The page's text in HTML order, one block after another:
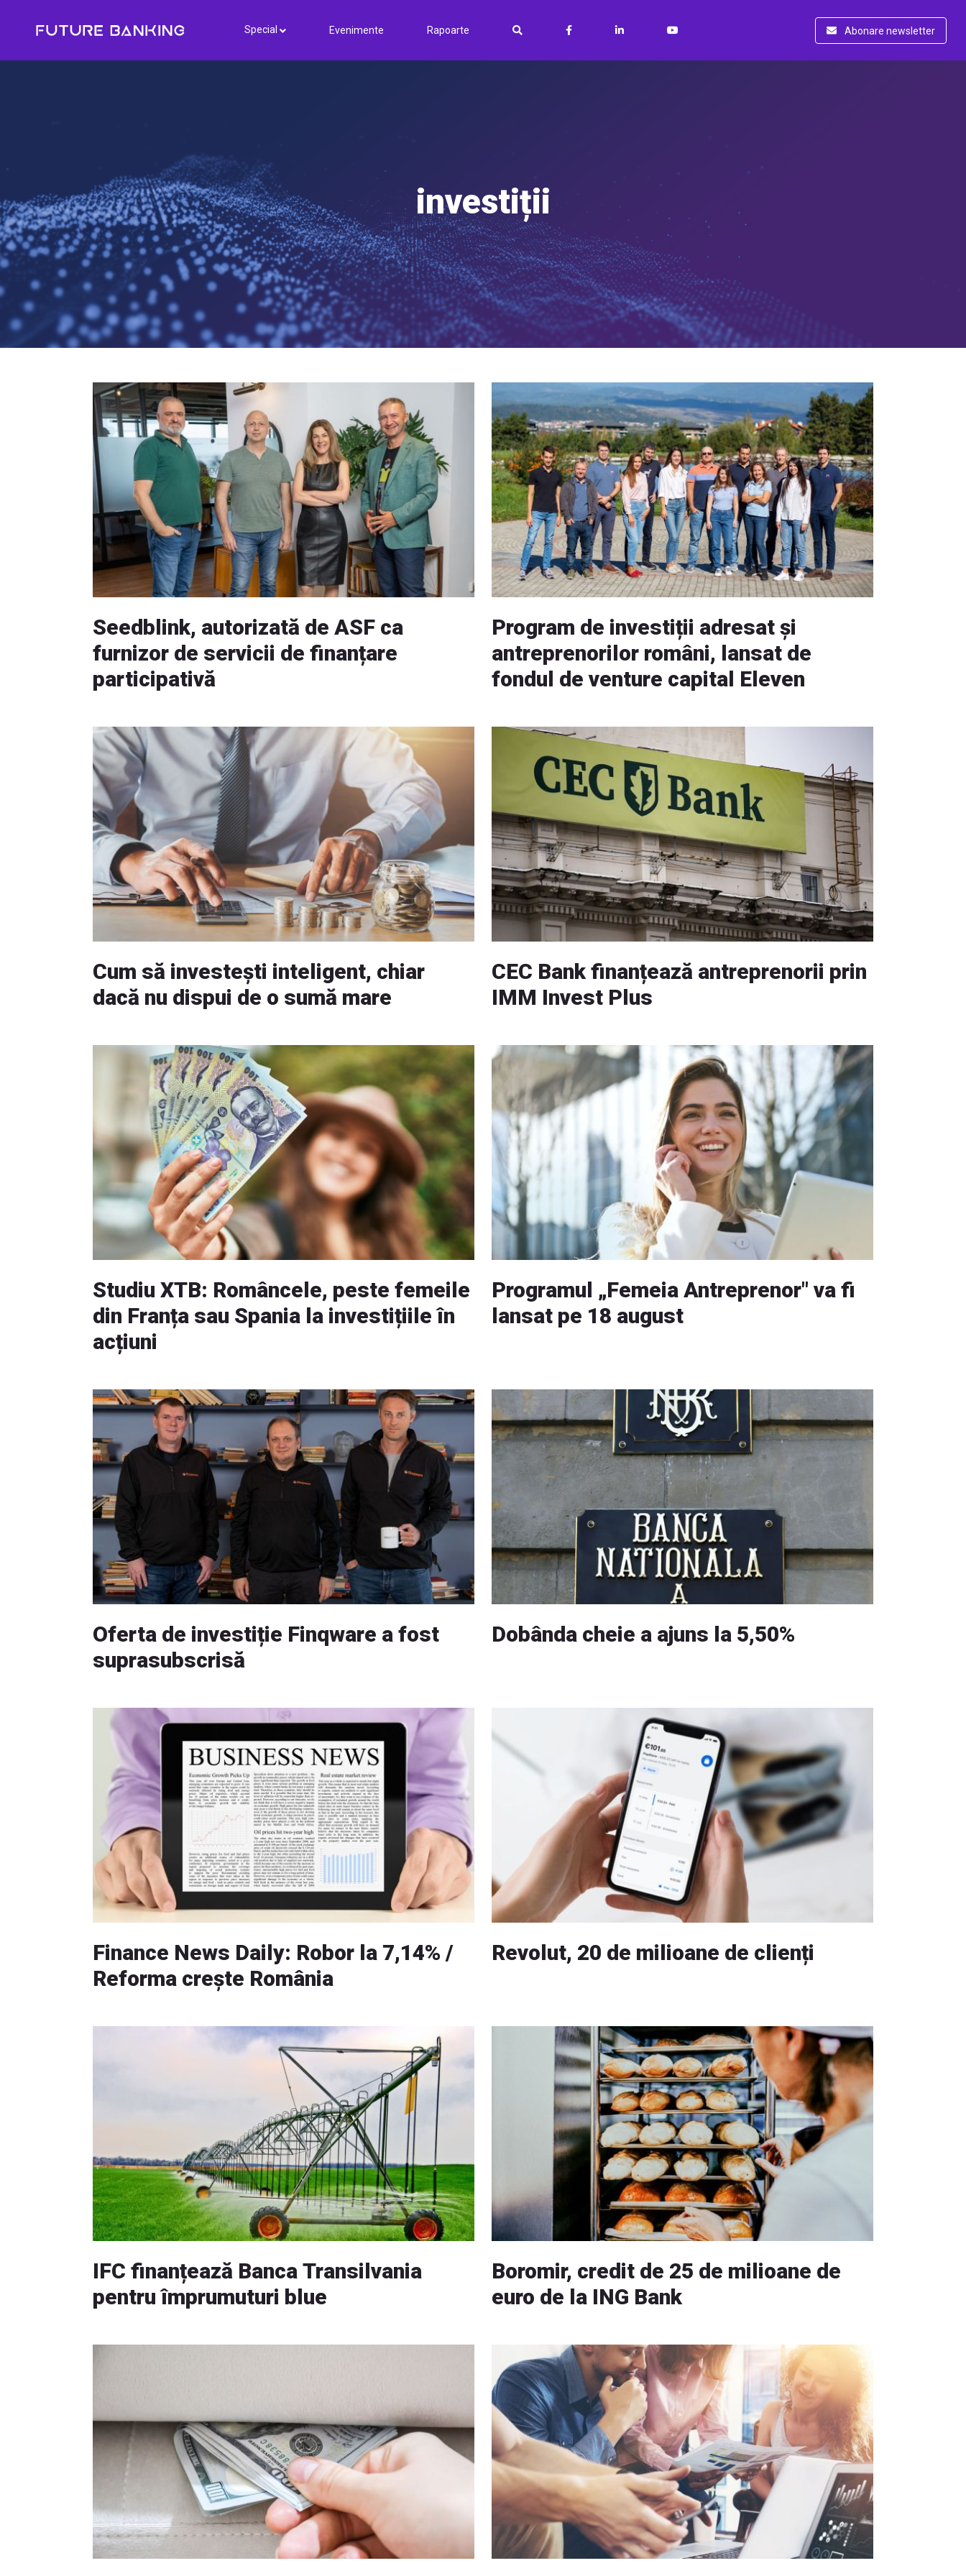
Special Evenimente Rapoarte Abonare newsletter
investiții
Seedblink, autorizată de ASF ca
furnizor de servicii de finanțare
participativă
Program de investiții adresat și
antreprenorilor români, lansat de
fondul de venture capital Eleven
Cum să investești inteligent, chiar
dacă nu dispui de o sumă mare
CEC Bank finanțează antreprenorii prin
IMM Invest Plus
Studiu XTB: Româncele, peste femeile
din Franța sau Spania la investițiile în
acțiuni
Programul „Femeia Antreprenor" va fi
lansat pe 18 august
Oferta de investiție Finqware a fost
suprasubscrisă
Dobânda cheie a ajuns la 5,50%
Finance News Daily: Robor la 7,14% /
Reforma crește România
Revolut, 20 de milioane de clienți
IFC finanțează Banca Transilvania
pentru împrumuturi blue
Boromir, credit de 25 de milioane de
euro de la ING Bank